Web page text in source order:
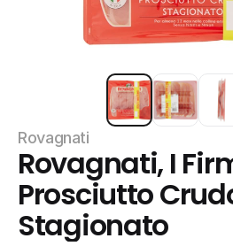
Rovagnati
Rovagnati, I
Prosciutto
Stagionato